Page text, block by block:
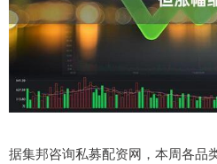
据集邦咨询私募配资网，本周各品